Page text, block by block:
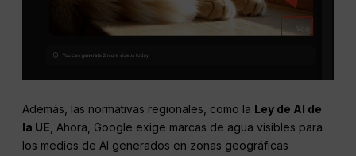
Además, las normativas regionales, como la Ley de AI de
la UE , Ahora, Google exige marcas de agua visibles para
los medios de AI generados en zonas geográficas